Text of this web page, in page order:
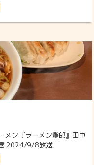
メン『ラーメン燈郎』田中
2024/9/8放送